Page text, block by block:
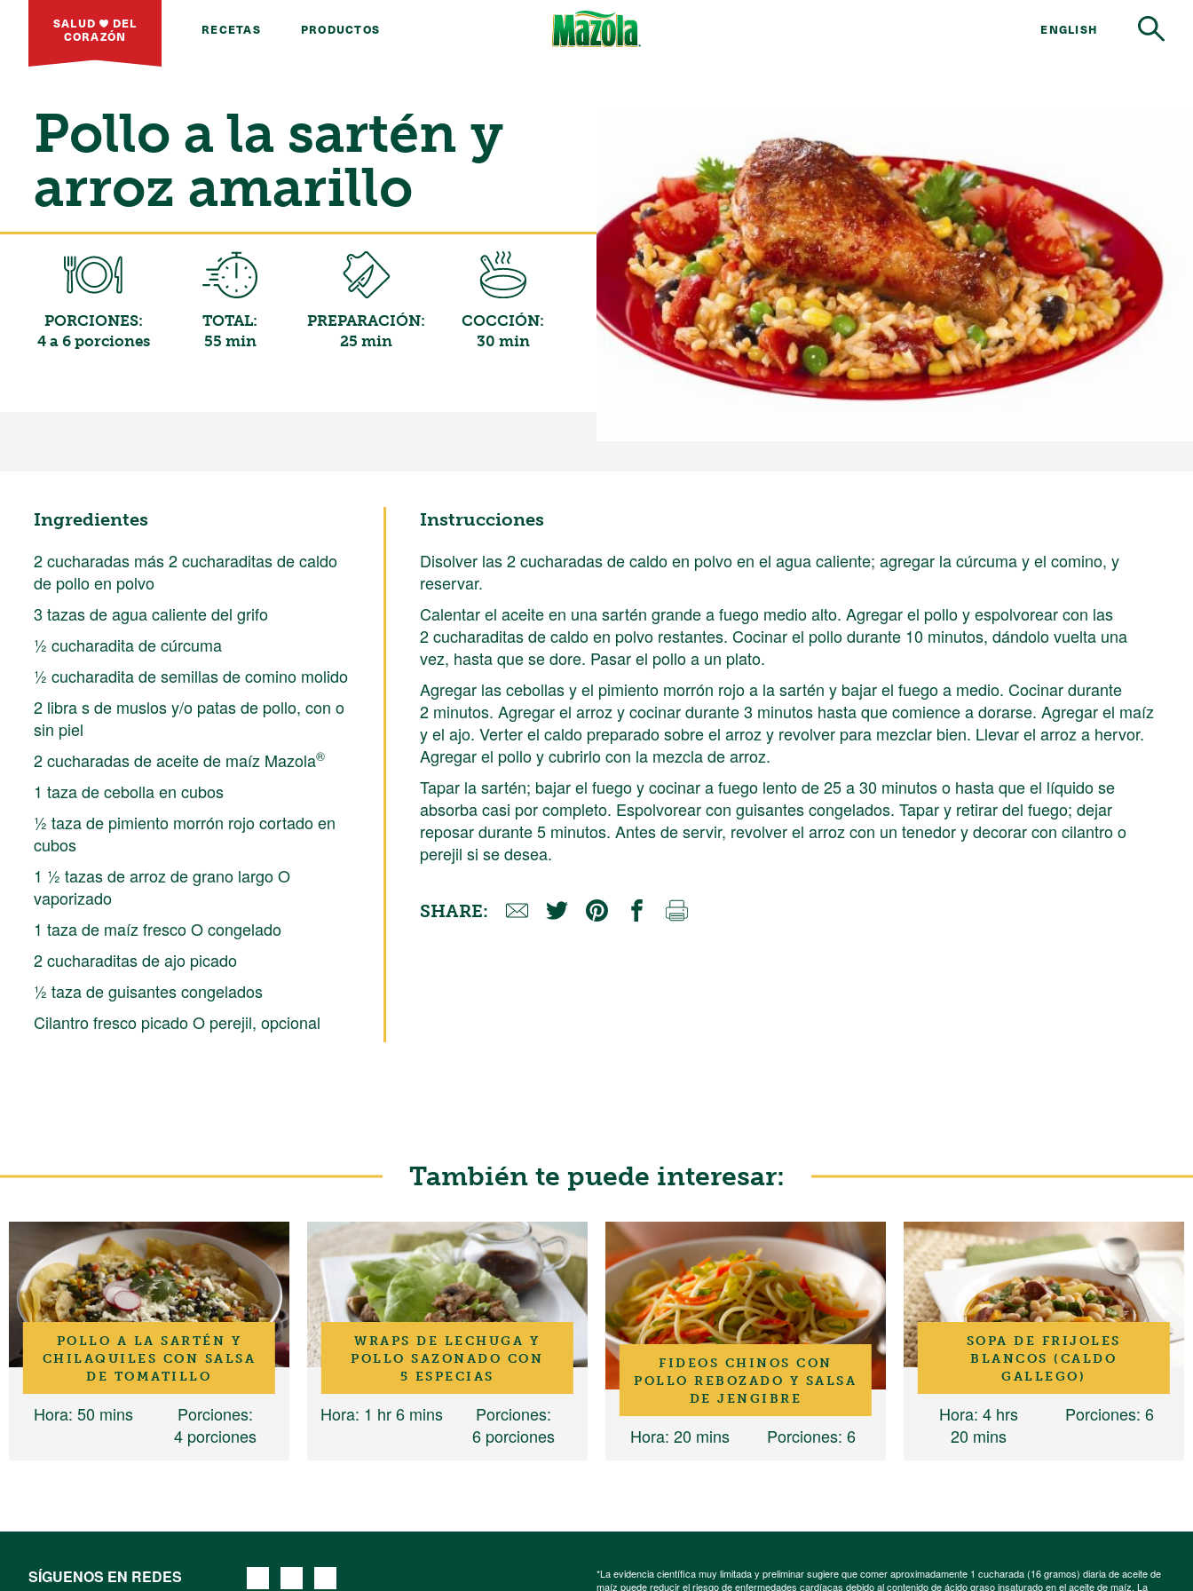
SALUD DEL
CORAZÓN RECETAS PRODUCTOS ENGLISH
Pollo a la sartén y
arroz amarillo
PORCIONES:
4 a 6 porciones
TOTAL:
55 min
PREPARACIÓN:
25 min
COCCIÓN:
30 min
Ingredientes
2 cucharadas más 2 cucharaditas de caldo
de pollo en polvo
3 tazas de agua caliente del grifo
½ cucharadita de cúrcuma
½ cucharadita de semillas de comino molido
2 libra s de muslos y/o patas de pollo, con o
sin piel
2 cucharadas de aceite de maíz Mazola®
1 taza de cebolla en cubos
½ taza de pimiento morrón rojo cortado en
cubos
1 ½ tazas de arroz de grano largo O
vaporizado
1 taza de maíz fresco O congelado
2 cucharaditas de ajo picado
½ taza de guisantes congelados
Cilantro fresco picado O perejil, opcional
Instrucciones
Disolver las 2 cucharadas de caldo en polvo en el agua caliente; agregar la cúrcuma y el comino, y
reservar.
Calentar el aceite en una sartén grande a fuego medio alto. Agregar el pollo y espolvorear con las
2 cucharaditas de caldo en polvo restantes. Cocinar el pollo durante 10 minutos, dándolo vuelta una
vez, hasta que se dore. Pasar el pollo a un plato.
Agregar las cebollas y el pimiento morrón rojo a la sartén y bajar el fuego a medio. Cocinar durante
2 minutos. Agregar el arroz y cocinar durante 3 minutos hasta que comience a dorarse. Agregar el maíz
y el ajo. Verter el caldo preparado sobre el arroz y revolver para mezclar bien. Llevar el arroz a hervor.
Agregar el pollo y cubrirlo con la mezcla de arroz.
Tapar la sartén; bajar el fuego y cocinar a fuego lento de 25 a 30 minutos o hasta que el líquido se
absorba casi por completo. Espolvorear con guisantes congelados. Tapar y retirar del fuego; dejar
reposar durante 5 minutos. Antes de servir, revolver el arroz con un tenedor y decorar con cilantro o
perejil si se desea.
SHARE:
También te puede interesar:
POLLO A LA SARTÉN Y
CHILAQUILES CON SALSA
DE TOMATILLO
Hora: 50 mins Porciones:
4 porciones
WRAPS DE LECHUGA Y
POLLO SAZONADO CON
5 ESPECIAS
Hora: 1 hr 6 mins Porciones:
6 porciones
FIDEOS CHINOS CON
POLLO REBOZADO Y SALSA
DE JENGIBRE
Hora: 20 mins Porciones: 6
SOPA DE FRIJOLES
BLANCOS (CALDO
GALLEGO)
Hora: 4 hrs
20 mins
Porciones: 6
SÍGUENOS EN REDES
*La evidencia científica muy limitada y preliminar sugiere que comer aproximadamente 1 cucharada (16 gramos) diaria de aceite de
maíz puede reducir el riesgo de enfermedades cardíacas debido al contenido de ácido graso insaturado en el aceite de maíz. La